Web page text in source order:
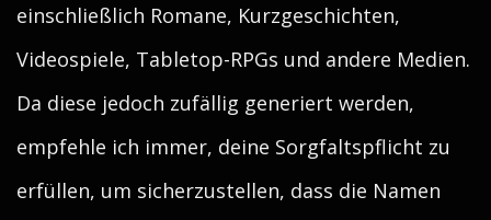
einschließlich Romane, Kurzgeschichten,
Videospiele, Tabletop-RPGs und andere Medien.
Da diese jedoch zufällig generiert werden,
empfehle ich immer, deine Sorgfaltspflicht zu
erfüllen, um sicherzustellen, dass die Namen